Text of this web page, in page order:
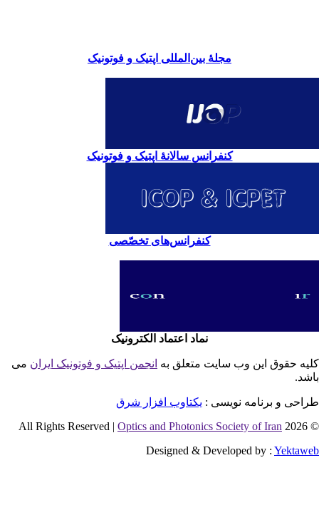
مجلۀ بین‌المللی اپتیک و فوتونیک
کنفرانس سالانۀ اپتیک و فوتونیک
کنفرانس‌های تخصّصی
نماد اعتماد الکترونیک
حقوق این وب سایت متعلق بهانجمن اپتیک و فوتونیک ایران می
و برنامه نویسی : یکتاوب افزار شرق
©
Optics and Photonics Society of Iran
Designed & Developed by :